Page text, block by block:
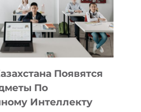
Появятся
По
Интеллекту